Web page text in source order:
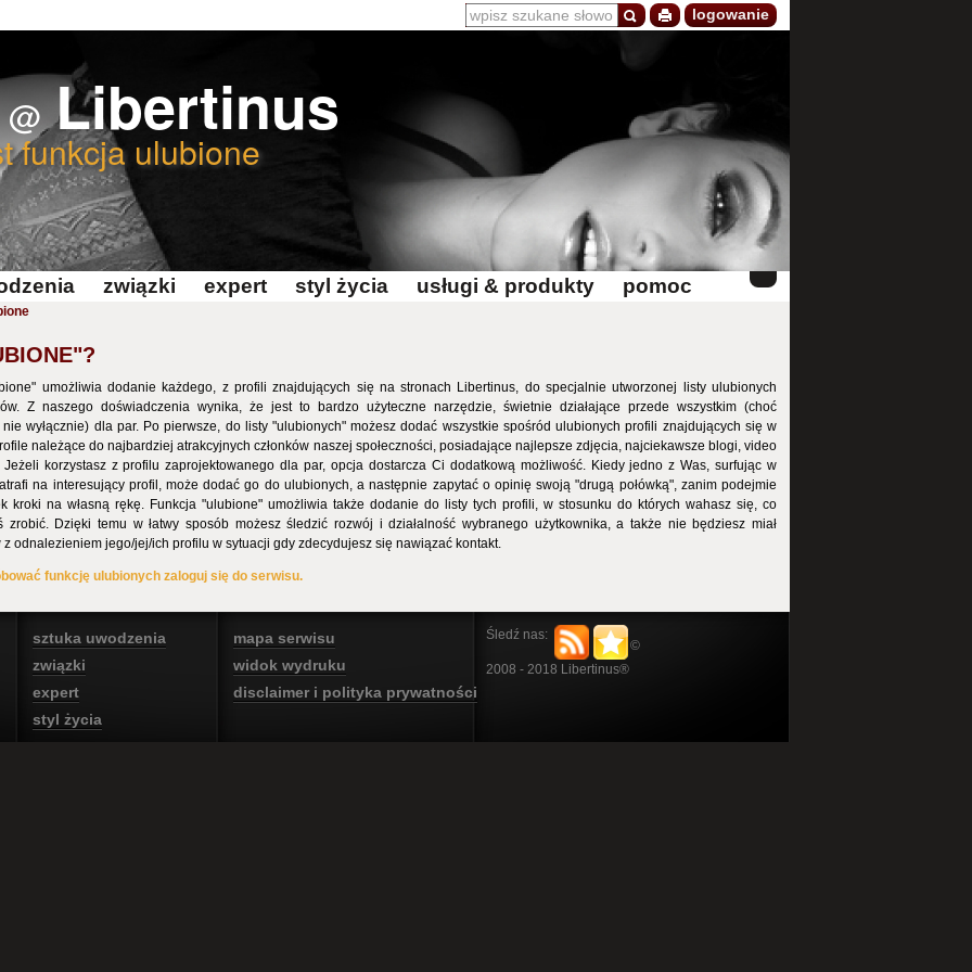
logowanie
@ Libertinus
funkcja ulubione
związki expert styl życia usługi & produkty pomoc
umożliwia dodanie każdego, z profili znajdujących się na stronach Libertinus, do specjalnie utworzonej listy ulubionych
Z naszego doświadczenia wynika, że jest to bardzo użyteczne narzędzie, świetnie działające przede wszystkim (choć
nie wyłącznie) dla par. Po pierwsze, do listy "ulubionych" możesz dodać wszystkie spośród ulubionych profili znajdujących się w
należące do najbardziej atrakcyjnych członków naszej społeczności, posiadające najlepsze zdjęcia, najciekawsze blogi, video
korzystasz z profilu zaprojektowanego dla par, opcja dostarcza Ci dodatkową możliwość. Kiedy jedno z Was, surfując w
na interesujący profil, może dodać go do ulubionych, a następnie zapytać o opinię swoją "drugą połówką", zanim podejmie
kroki na własną rękę. Funkcja "ulubione" umożliwia także dodanie do listy tych profili, w stosunku do których wahasz się, co
zrobić. Dzięki temu w łatwy sposób możesz śledzić rozwój i działalność wybranego użytkownika, a także nie będziesz miał
z odnalezieniem jego/jej/ich profilu w sytuacji gdy zdecydujesz się nawiązać kontakt.
funkcję ulubionych zaloguj się do serwisu.
sztuka uwodzenia
związki
expert
styl życia
mapa serwisu
widok wydruku
disclaimer i polityka prywatności
Śledź nas:
©
2008 - 2018 Libertinus®